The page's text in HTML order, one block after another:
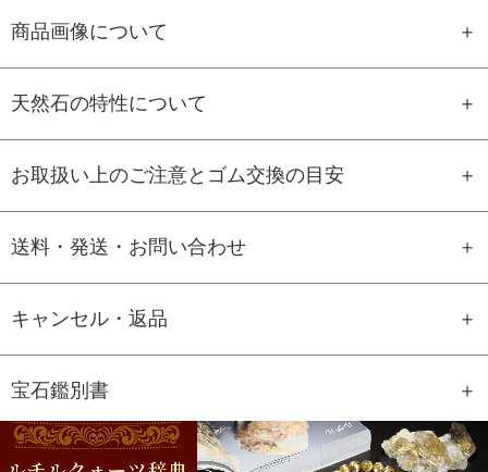
商品画像について
天然石の特性について
お取扱い上のご注意とゴム交換の目安
送料・発送・お問い合わせ
キャンセル・返品
宝石鑑別書
GEM REPORT